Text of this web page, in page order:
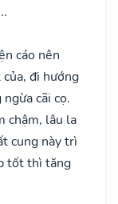
cáo nên
đi hướng
cãi cọ.
chậm, lâu la
cung này trì
tốt thì tăng